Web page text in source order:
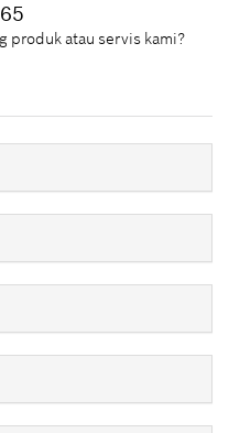
produk atau servis kami?